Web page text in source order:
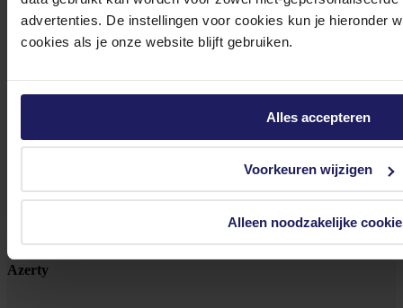
advertenties. De instellingen voor cookies kun je hieronder
cookies als je onze website blijft gebruiken.
Alles accepteren
Voorkeuren wijzigen
Alleen noodzakelijke
Meld je aan voor onze nieuwsbrief!
Ontvang als eerste de beste deals in je inbox
Footer
Azerty